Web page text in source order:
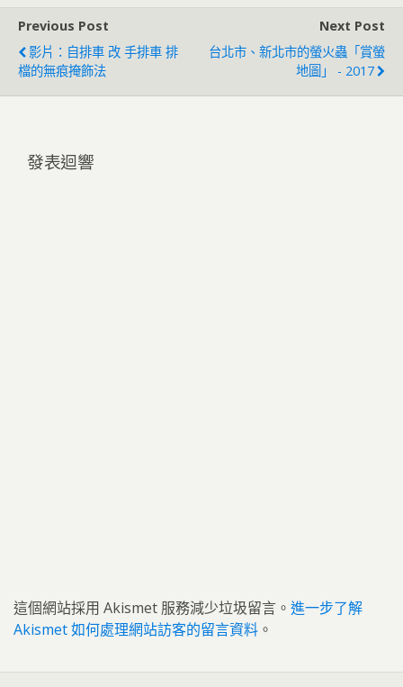
Previous Post
影片：自排車 改 手排車 排
檔的無痕掩飾法
Next Post
台北市、新北市的螢火蟲「賞螢
地圖」 - 2017
發表迴響
這個網站採用 Akismet 服務減少垃圾留言。 進一步了解
Akismet 如何處理網站訪客的留言資料 。